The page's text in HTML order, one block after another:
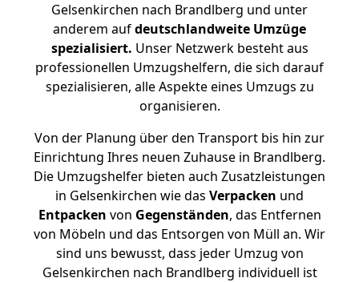
Gelsenkirchen nach Brandlberg und unter
anderem aufdeutschlandweite Umzüge
spezialisiert. Unser Netzwerk besteht aus
professionellen Umzugshelfern, die sich darauf
spezialisieren, alle Aspekte eines Umzugs zu
organisieren.
Von der Planung über den Transport bis hin zur
Einrichtung Ihres neuen Zuhause in Brandlberg.
Die Umzugshelfer bieten auch Zusatzleistungen
in Gelsenkirchen wie das Verpacken und
Entpacken von Gegenständen, das Entfernen
von Möbeln und das Entsorgen von Müll an. Wir
sind uns bewusst, dass jeder Umzug von
Gelsenkirchen nach Brandlberg individuell ist